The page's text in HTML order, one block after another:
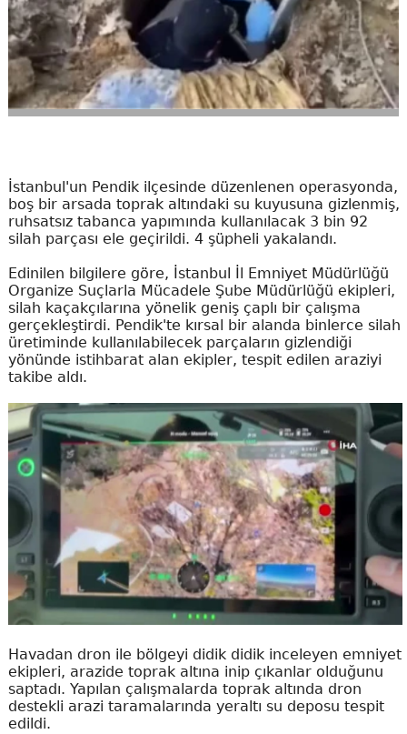
İstanbul'un Pendik ilçesinde düzenlenen operasyonda,
boş bir arsada toprak altındaki su kuyusuna gizlenmiş,
ruhsatsız tabanca yapımında kullanılacak 3 bin 92
silah parçası ele geçirildi. 4 şüpheli yakalandı.
Edinilen bilgilere göre, İstanbul İl Emniyet Müdürlüğü
Organize Suçlarla Mücadele Şube Müdürlüğü ekipleri,
silah kaçakçılarına yönelik geniş çaplı bir çalışma
gerçekleştirdi. Pendik'te kırsal bir alanda binlerce silah
üretiminde kullanılabilecek parçaların gizlendiği
yönünde istihbarat alan ekipler, tespit edilen araziyi
takibe aldı.
Havadan dron ile bölgeyi didik didik inceleyen emniyet
ekipleri, arazide toprak altına inip çıkanlar olduğunu
saptadı. Yapılan çalışmalarda toprak altında dron
destekli arazi taramalarında yeraltı su deposu tespit
edildi.